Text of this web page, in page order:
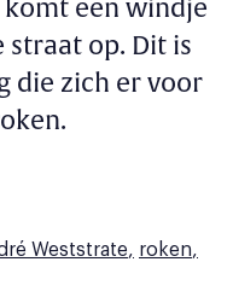
een windje
straat op. Dit is
die zich er voor
Weststrate
roken